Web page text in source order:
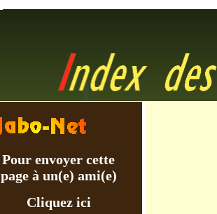
Pour envoyer cette
page à un(e) ami(e)
Cliquez ici